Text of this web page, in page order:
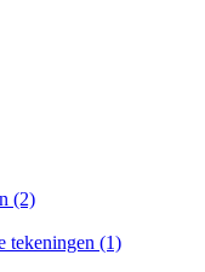
(2)
tekeningen (1)